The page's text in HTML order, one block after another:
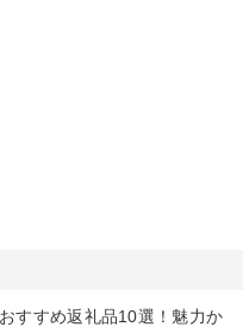
すすめ返礼品10選！魅力か